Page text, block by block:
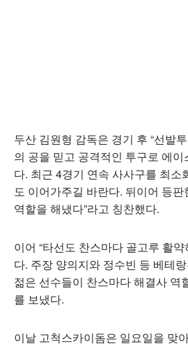
두산 김원형 감독은 경기 후 “선발
의 공을 믿고 공격적인 투구로 에
다. 최근 4경기 연속 사사구를 최소
도 이어가주길 바란다. 뒤이어 등
역할을 해냈다”라고 칭찬했다.
이어 “타선도 찬스마다 골고루 활
다. 주장 양의지와 정수빈 등 베테
젊은 선수들이 찬스마다 해결사 역
를 보냈다.
이날 고척스카이돔은 일요일을 맞